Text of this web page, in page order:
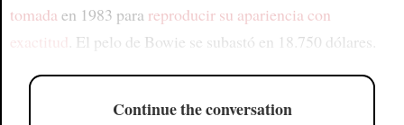
tomada en 1983 para reproducir su apariencia con
exactitud . El pelo de Bowie se subastó en 18.750 dólares.
Continue the conversation